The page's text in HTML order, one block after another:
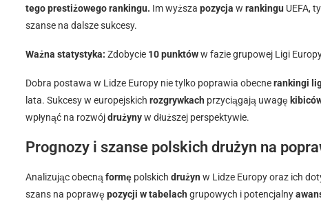
tego prestiżowego rankingu. Im wyższa pozycja w rankingu UEFA,
szanse na dalsze sukcesy.
Ważna statystyka: Zdobycie 10 punktóww fazie grupowej Ligi
Dobra postawa w Lidze Europy nie tylko poprawia obecnerankingi
lata. Sukcesy w europejskich rozgrywkach przyciągają uwagę
wpłynąć na rozwójdrużynyw dłuższej perspektywie.
Prognozy i szanse polskich drużyn na
Analizując obecnąformę polskich drużyn w Lidze Europy oraz ich
szans na poprawępozycji w tabelach grupowych i potencjalny